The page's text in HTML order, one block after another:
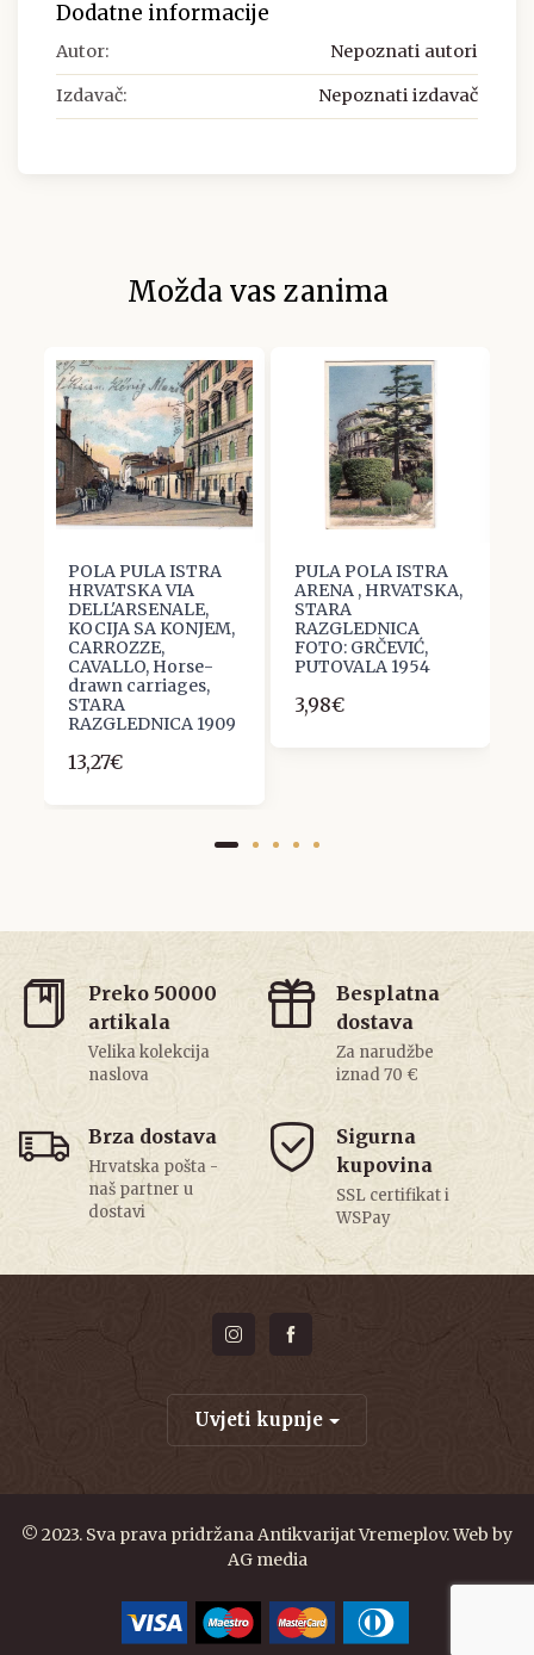
Dodatne informacije
Autor: Nepoznati autori
Izdavač: Nepoznati izdavač
Možda vas zanima
POLA PULA ISTRA
HRVATSKA VIA
DELL'ARSENALE,
KOCIJA SA KONJEM,
CARROZZE,
CAVALLO, Horse-
drawn carriages,
STARA
RAZGLEDNICA 1909
13,27€
PULA POLA ISTRA
ARENA , HRVATSKA,
STARA
RAZGLEDNICA
FOTO: GRČEVIĆ,
PUTOVALA 1954
3,98€
Preko 50000
artikala
Velika kolekcija
naslova
Besplatna
dostava
Za narudžbe
iznad 70 €
Brza dostava
Hrvatska pošta -
naš partner u
dostavi
Sigurna
kupovina
SSL certifikat i
WSPay
Uvjeti kupnje
© 2023. Sva prava pridržana Antikvarijat Vremeplov. Web by
AG media